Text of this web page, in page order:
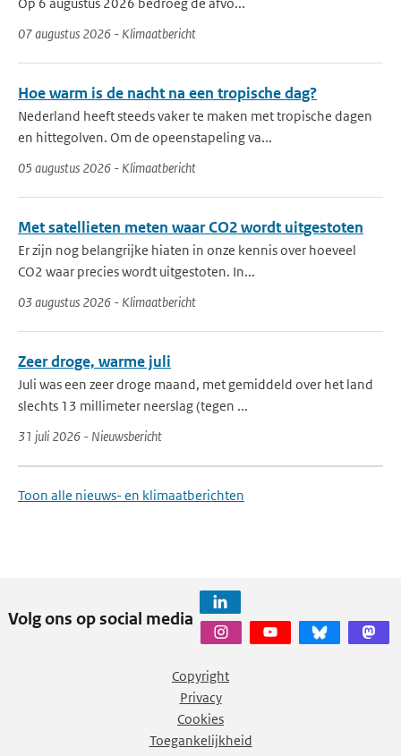
07 augustus 2026 - Klimaatbericht
Hoe warm is de nacht na een tropische dag?
Nederland heeft steeds vaker te maken met tropische dagen
en hittegolven. Om de opeenstapeling va...
05 augustus 2026 - Klimaatbericht
Met satellieten meten waar CO2 wordt uitgestoten
Er zijn nog belangrijke hiaten in onze kennis over hoeveel
CO2 waar precies wordt uitgestoten. In...
03 augustus 2026 - Klimaatbericht
Zeer droge, warme juli
Juli was een zeer droge maand, met gemiddeld over het land
slechts 13 millimeter neerslag (tegen ...
31 juli 2026 - Nieuwsbericht
Toon alle nieuws- en klimaatberichten
Volg ons op social media
Copyright
Privacy
Cookies
Toegankelijkheid